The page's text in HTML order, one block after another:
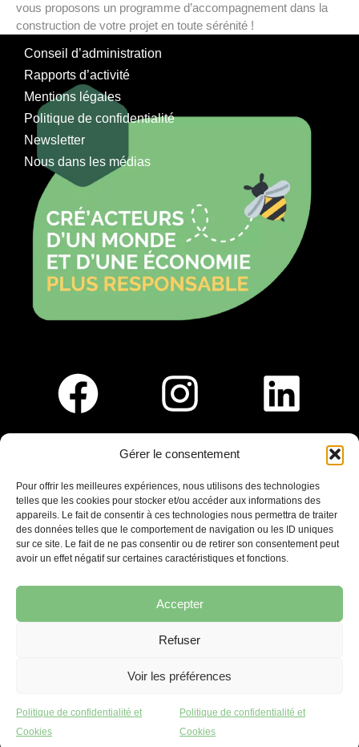
Gérer le consentement
Pour offrir les meilleures expériences, nous utilisons des technologies
telles que les cookies pour stocker et/ou accéder aux informations des
appareils. Le fait de consentir à ces technologies nous permettra de traiter
des données telles que le comportement de navigation ou les ID uniques
sur ce site. Le fait de ne pas consentir ou de retirer son consentement peut
avoir un effet négatif sur certaines caractéristiques et fonctions.
Accepter
Refuser
Voir les préférences
Politique de confidentialité et
Cookies
Politique de confidentialité et
Cookies
vous proposons un programme d’accompagnement dans la
construction de votre projet en toute sérénité !
Conseil d’administration
Rapports d’activité
Mentions légales
Politique de confidentialité
Newsletter
Nous dans les médias
Saint-Germain-En-Laye
Ligne R2-Nord
Tramway T13
20mins à pied du RER A